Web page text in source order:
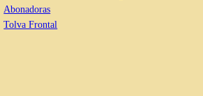
Abonadoras
Tolva Frontal